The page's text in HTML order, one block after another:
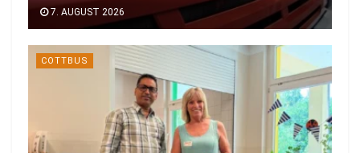
7. AUGUST 2026
COTTBUS